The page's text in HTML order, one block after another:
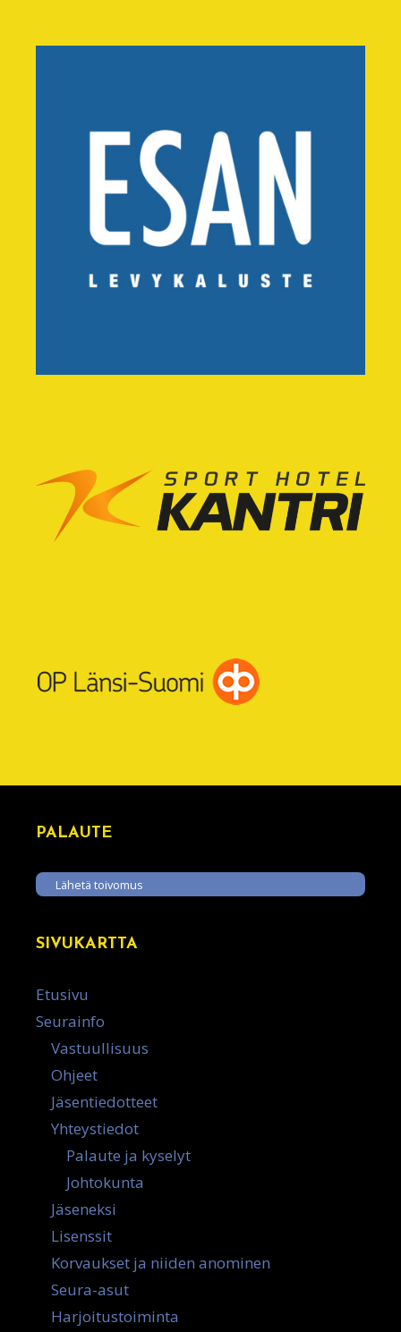
PALAUTE
Lähetä toivomus
SIVUKARTTA
Etusivu
Seurainfo
Vastuullisuus
Ohjeet
Jäsentiedotteet
Yhteystiedot
Palaute ja kyselyt
Johtokunta
Jäseneksi
Lisenssit
Korvaukset ja niiden anominen
Seura-asut
Harjoitustoiminta